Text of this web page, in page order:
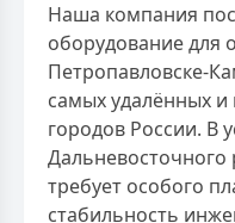
Наша компания
оборудование для
Петропавловске-
самых удалённых
городов России. В
Дальневосточного
требует особого
стабильность